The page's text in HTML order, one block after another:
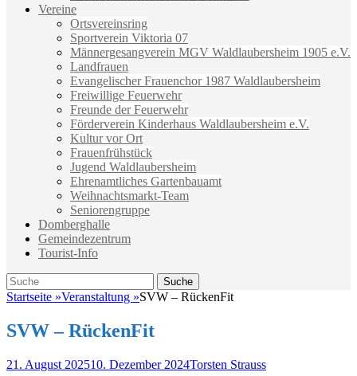
Vereine
Ortsvereinsring
Sportverein Viktoria 07
Männergesangverein MGV Waldlaubersheim 1905 e.V.
Landfrauen
Evangelischer Frauenchor 1987 Waldlaubersheim
Freiwillige Feuerwehr
Freunde der Feuerwehr
Förderverein Kinderhaus Waldlaubersheim e.V.
Kultur vor Ort
Frauenfrühstück
Jugend Waldlaubersheim
Ehrenamtliches Gartenbauamt
Weihnachtsmarkt-Team
Seniorengruppe
Domberghalle
Gemeindezentrum
Tourist-Info
Suche
Suche
nach:
Startseite »Veranstaltung »SVW – RückenFit
SVW – RückenFit
Veröffentlicht
21. August 202510. Dezember 2024Autor
Torsten Strauss